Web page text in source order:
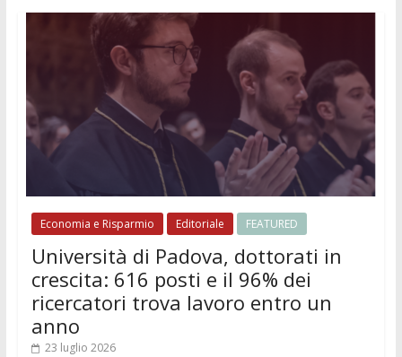
Economia e Risparmio Editoriale FEATURED
Università di Padova, dottorati in
crescita: 616 posti e il 96% dei
ricercatori trova lavoro entro un
anno
23 luglio 2026